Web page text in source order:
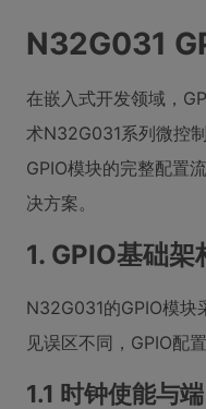
N32G031
在嵌入式开发领域，
术N32G031系列微控
GPIO模块的完整配置
决方案。
1. GPIO基础
N32G031的GPIO模
见误区不同，GPIO配
1.1 时钟使能与